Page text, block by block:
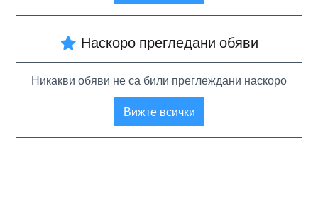
Наскоро прегледани обяви
Никакви обяви не са били преглеждани наскоро
Вижте всички